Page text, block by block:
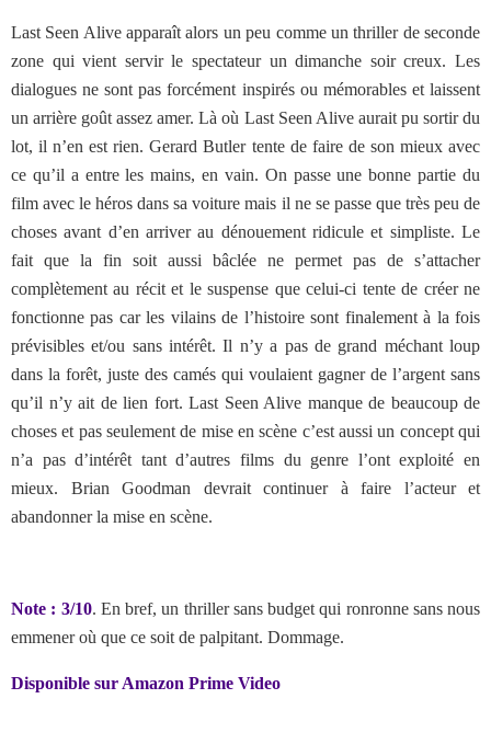
Last Seen Alive apparaît alors un peu comme un thriller de seconde
zone qui vient servir le spectateur un dimanche soir creux. Les
dialogues ne sont pas forcément inspirés ou mémorables et laissent
un arrière goût assez amer. Là où Last Seen Alive aurait pu sortir du
lot, il n’en est rien. Gerard Butler tente de faire de son mieux avec
ce qu’il a entre les mains, en vain. On passe une bonne partie du
film avec le héros dans sa voiture mais il ne se passe que très peu de
choses avant d’en arriver au dénouement ridicule et simpliste. Le
fait que la fin soit aussi bâclée ne permet pas de s’attacher
complètement au récit et le suspense que celui-ci tente de créer ne
fonctionne pas car les vilains de l’histoire sont finalement à la fois
prévisibles et/ou sans intérêt. Il n’y a pas de grand méchant loup
dans la forêt, juste des camés qui voulaient gagner de l’argent sans
qu’il n’y ait de lien fort. Last Seen Alive manque de beaucoup de
choses et pas seulement de mise en scène c’est aussi un concept qui
n’a pas d’intérêt tant d’autres films du genre l’ont exploité en
mieux. Brian Goodman devrait continuer à faire l’acteur et
abandonner la mise en scène.
Note : 3/10. En bref, un thriller sans budget qui ronronne sans nous
emmener où que ce soit de palpitant. Dommage.
Disponible sur Amazon Prime Video